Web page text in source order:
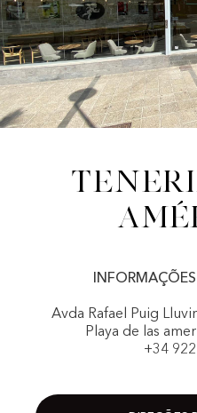
Avda Rafael Puig
Playa de las
+34